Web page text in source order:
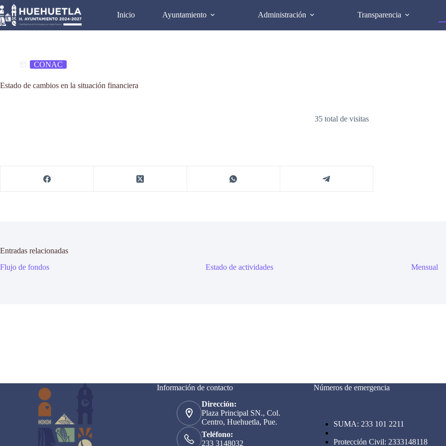
Saltar
al
contenido
Inicio Ayuntamiento Administración Transparencia
CONAC
Estado de cambios en la situación financiera
35 total de visitas
Entradas relacionadas
Flujo de fondos
Estado de actividades Mensual
Información de contacto
Dirección:
Plaza Principal SN., Col.
Centro, Huehuetla, Pue.
Teléfono:
233 3148032
Números de emergencia
SUMA: 233 101 2211
Protección Civil: 2333148118